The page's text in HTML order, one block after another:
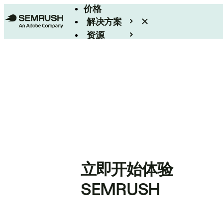
价格
解决方案
资源
立即开始体验
SEMRUSH